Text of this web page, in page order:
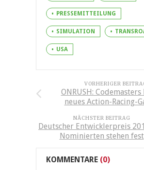
PRESSEMITTEILUNG
SIMULATION
USA
VORHERIGER
ONRUSH:
neues Action-Racing-
NÄCHSTER BEITRAG
Deutscher Entwicklerpreis
Nominierten stehen fest
KOMMENTARE (0)